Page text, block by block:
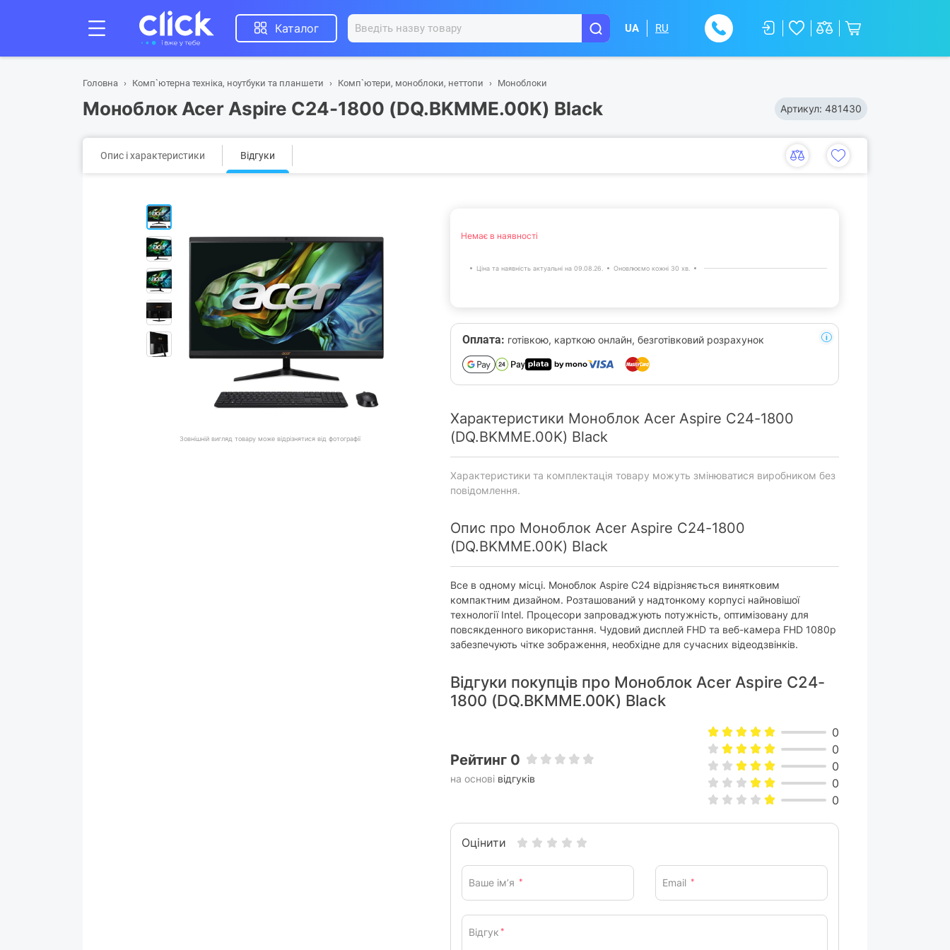
Каталог UA RU
Головна Комп`ютерна техніка, ноутбуки та планшети Комп`ютери, моноблоки, неттопи Моноблоки
Моноблок Acer Aspire C24-1800 (DQ.BKMME.00K) Black Артикул: 481430
Опис і характеристики Відгуки
Зовнішній вигляд товару може відрізнятися від фотографії
Немає в наявності
Ціна та наявність актуальні на 09.08.26. Оновлюємо кожні 30 хв.
Оплата: готівкою, карткою онлайн, безготівковий розрахунок
Характеристики Моноблок Acer Aspire C24-1800
(DQ.BKMME.00K) Black
Характеристики та комплектація товару можуть змінюватися виробником без
повідомлення.
Опис про Моноблок Acer Aspire C24-1800
(DQ.BKMME.00K) Black
Все в одному місці. Моноблок Aspire C24 відрізняється винятковим
компактним дизайном. Розташований у надтонкому корпусі найновішої
технології Intel. Процесори запроваджують потужність, оптимізовану для
повсякденного використання. Чудовий дисплей FHD та веб-камера FHD 1080p
забезпечують чітке зображення, необхідне для сучасних відеодзвінків.
Відгуки покупців про Моноблок Acer Aspire C24-
1800 (DQ.BKMME.00K) Black
Рейтинг 0
на основі відгуків
0
0
0
0
0
Оцінити
Ваше ім’я * Email *
Відгук *